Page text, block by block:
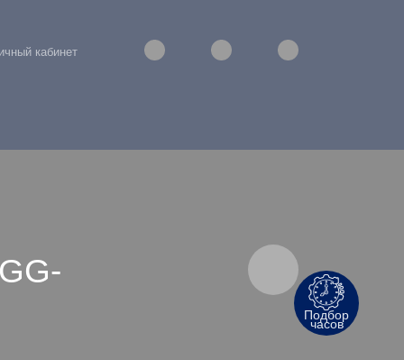
кабинет
Подбор
часов